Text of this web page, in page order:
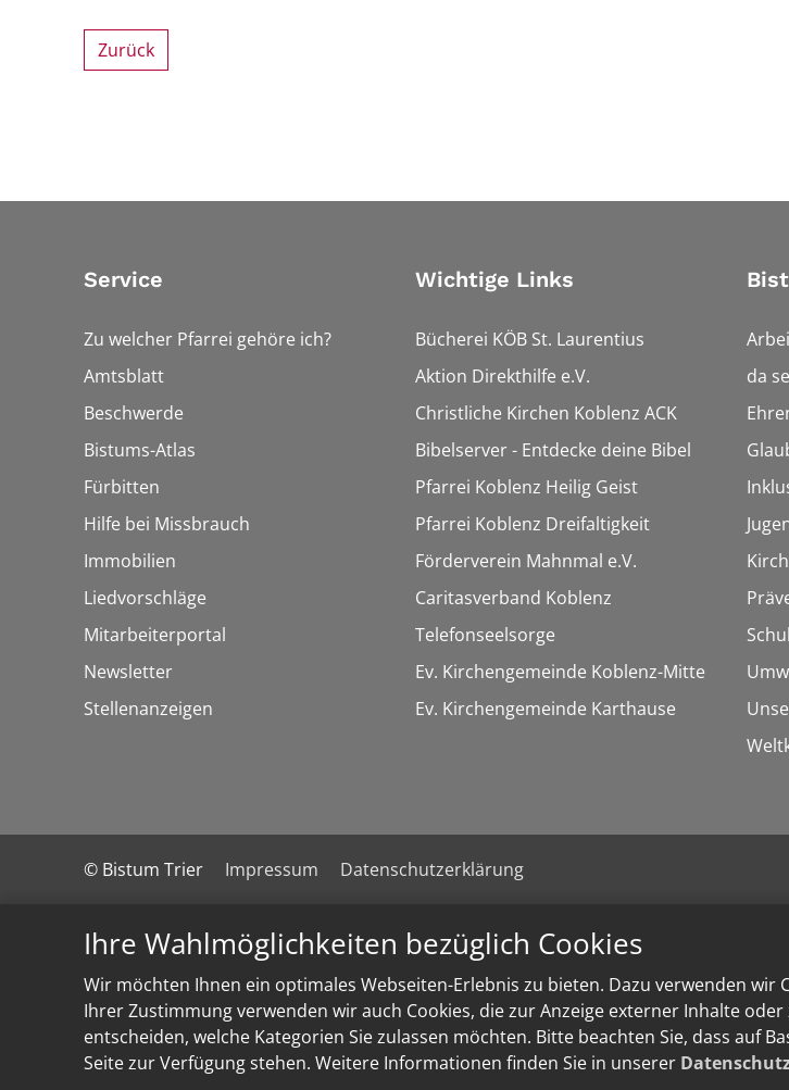
Ihre Wahlmöglichkeiten bezüglich Cookies
Wir möchten Ihnen ein optimales Webseiten-Erlebnis zu bieten. Dazu verwenden
Ihrer Zustimmung verwenden wir auch Cookies, die zur Anzeige externer Inhalte
entscheiden, welche Kategorien Sie zulassen möchten. Bitte beachten Sie, dass auf
Seite zur Verfügung stehen. Weitere Informationen finden Sie in unserer
Zurück
Service
Zu welcher Pfarrei gehöre ich?
Amtsblatt
Beschwerde
Bistums-Atlas
Fürbitten
Hilfe bei Missbrauch
Immobilien
Liedvorschläge
Mitarbeiterportal
Newsletter
Stellenanzeigen
Wichtige Links
Bücherei KÖB St. Laurentius
Aktion Direkthilfe e.V.
Christliche Kirchen Koblenz ACK
Bibelserver - Entdecke deine Bibel
Pfarrei Koblenz Heilig Geist
Pfarrei Koblenz Dreifaltigkeit
Förderverein Mahnmal e.V.
Caritasverband Koblenz
Telefonseelsorge
Ev. Kirchengemeinde Koblenz-Mitte
Ev. Kirchengemeinde Karthause
da
© Bistum Trier Impressum Datenschutzerklärung